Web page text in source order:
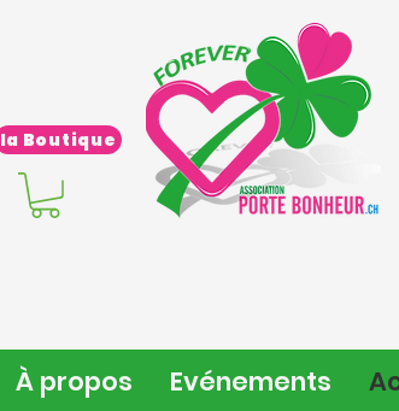
la Boutique
À propos Evénements